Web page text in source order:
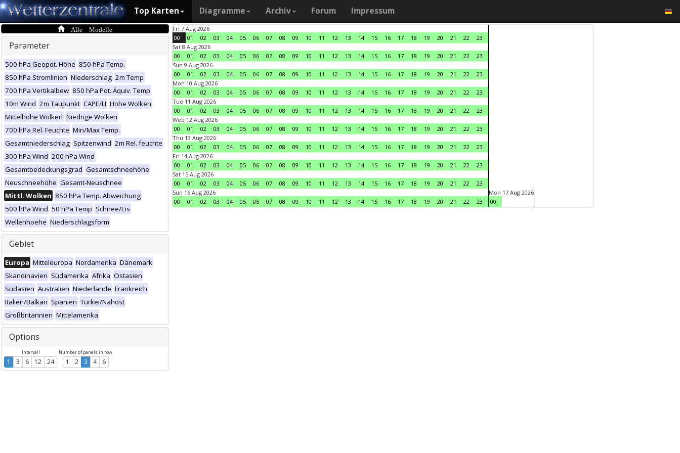
Top Karten Diagramme Archiv Forum Impressum
Alle Modelle
Parameter
500 hPa Geopot. Höhe 850 hPa Temp.
850 hPa Stromlinien Niederschlag 2m Temp
700 hPa Vertikalbew 850 hPa Pot. Äquiv. Temp
10m Wind 2m Taupunkt CAPE/LI Hohe Wolken
Mittelhohe Wolken Niedrige Wolken
700 hPa Rel. Feuchte Min/Max Temp.
Gesamtniederschlag Spitzenwind 2m Rel. feuchte
300 hPa Wind 200 hPa Wind
Gesamtbedeckungsgrad Gesamtschneehöhe
Neuschneehöhe Gesamt-Neuschnee
Mittl. Wolken 850 hPa Temp. Abweichung
500 hPa Wind 50 hPa Temp Schnee/Eis
Wellenhoehe Niederschlagsform
Gebiet
Europa Mitteleuropa Nordamerika Dänemark
Skandinavien Südamerika Afrika Ostasien
Südasien Australien Niederlande Frankreich
Italien/Balkan Spanien Türkei/Nahost
Großbritannien Mittelamerika
Options
Intervall
1 3 6 12 24
Number of panels in row
1 2 3 4 6
Fri 7 Aug 2026
00
01 02 03 04 05 06 07 08 09 10 11 12 13 14 15 16 17 18 19 20 21 22
23
Sat 8 Aug 2026
00
01 02 03 04 05 06 07 08 09 10 11 12 13 14 15 16 17 18 19 20 21 22
23
Sun 9 Aug 2026
00
01 02 03 04 05 06 07 08 09 10 11 12 13 14 15 16 17 18 19 20 21 22
23
Mon 10 Aug 2026
00
01 02 03 04 05 06 07 08 09 10 11 12 13 14 15 16 17 18 19 20 21 22
23
Tue 11 Aug 2026
00
01 02 03 04 05 06 07 08 09 10 11 12 13 14 15 16 17 18 19 20 21 22
23
Wed 12 Aug 2026
00
01 02 03 04 05 06 07 08 09 10 11 12 13 14 15 16 17 18 19 20 21 22
23
Thu 13 Aug 2026
00
01 02 03 04 05 06 07 08 09 10 11 12 13 14 15 16 17 18 19 20 21 22
23
Fri 14 Aug 2026
00
01 02 03 04 05 06 07 08 09 10 11 12 13 14 15 16 17 18 19 20 21 22
23
Sat 15 Aug 2026
00
01 02 03 04 05 06 07 08 09 10 11 12 13 14 15 16 17 18 19 20 21 22
23
Sun 16 Aug 2026
00
01 02 03 04 05 06 07 08 09 10 11 12 13 14 15 16 17 18 19 20 21 22 23
Mon 17 Aug 2026
00